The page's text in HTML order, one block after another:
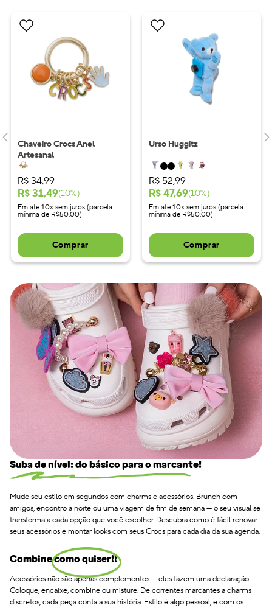
Chaveiro Crocs Anel
Artesanal
R$ 34,99
R$31,49(10%)
Em até 10x sem juros (parcela
mínima de R$50,00)
Comprar
Urso Huggitz
R$ 52,99
R$47,69(10%)
Em até 10x sem juros (parcela
mínima de R$50,00)
Comprar
Suba de nível: do básico para o marcante!
Mude seu estilo em segundos com charms e acessórios. Brunch com
amigos, encontro à noite ou uma viagem de fim de semana — o seu visual se
transforma a cada opção que você escolher. Descubra como é fácil renovar
seus acessórios e montar looks com seus Crocs para cada dia da sua agenda.
Combine como quiser!!
Acessórios não são apenas complementos — eles fazem uma declaração.
Coloque, encaixe, combine ou misture. De correntes marcantes a charms
discretos, cada peça conta a sua história. Estilo é algo pessoal, e com os